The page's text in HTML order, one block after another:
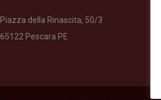
Piazza della Rinascita, 50/3
65122 Pescara PE